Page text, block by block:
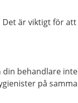
Det är viktigt för att
din behandlare inte
på samma